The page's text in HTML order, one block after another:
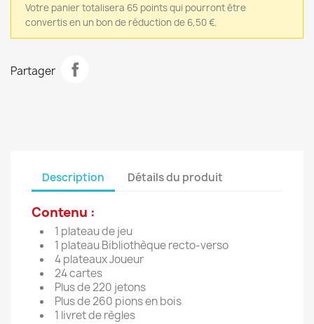
Votre panier totalisera 65 points qui pourront être
convertis en un bon de réduction de 6,50 €.
Partager
Description Détails du produit
Contenu :
1 plateau de jeu
1 plateau Bibliothèque recto-verso
4 plateaux Joueur
24 cartes
Plus de 220 jetons
Plus de 260 pions en bois
1 livret de règles